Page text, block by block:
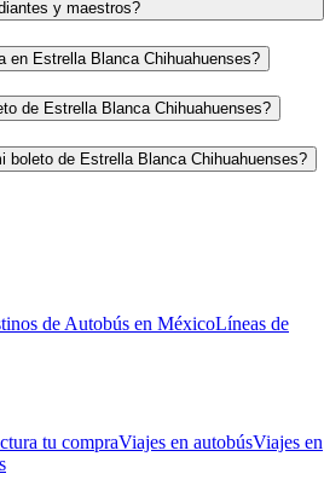
y maestros?
en Estrella Blanca Chihuahuenses?
de Estrella Blanca Chihuahuenses?
boleto de Estrella Blanca Chihuahuenses?
de Autobús en MéxicoLíneas de
tu compraViajes en autobúsViajes en